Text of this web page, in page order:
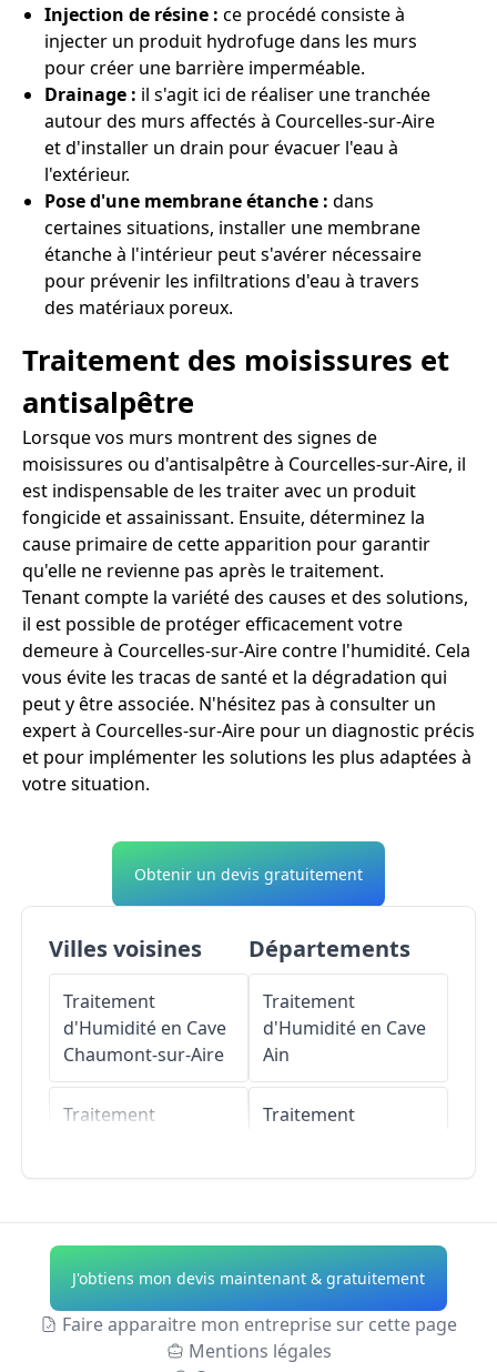
Injection de résine : ce procédé consiste à
injecter un produit hydrofuge dans les murs
pour créer une barrière imperméable.
Drainage : il s'agit ici de réaliser une tranchée
autour des murs affectés à Courcelles-sur-Aire
et d'installer un drain pour évacuer l'eau à
l'extérieur.
Pose d'une membrane étanche : dans
certaines situations, installer une membrane
étanche à l'intérieur peut s'avérer nécessaire
pour prévenir les infiltrations d'eau à travers
des matériaux poreux.
Traitement des moisissures et
antisalpêtre
Lorsque vos murs montrent des signes de
moisissures ou d'antisalpêtre à Courcelles-sur-Aire, il
est indispensable de les traiter avec un produit
fongicide et assainissant. Ensuite, déterminez la
cause primaire de cette apparition pour garantir
qu'elle ne revienne pas après le traitement.
Tenant compte la variété des causes et des solutions,
il est possible de protéger efficacement votre
demeure à Courcelles-sur-Aire contre l'humidité. Cela
vous évite les tracas de santé et la dégradation qui
peut y être associée. N'hésitez pas à consulter un
expert à Courcelles-sur-Aire pour un diagnostic précis
et pour implémenter les solutions les plus adaptées à
votre situation.
Obtenir un devis gratuitement
Villes voisines
Traitement
d'Humidité en Cave
Chaumont-sur-Aire
Traitement
Traitement
Neuville-en-
Verdunois
Départements
Traitement
d'Humidité en Cave
Ain
Traitement
Traitement
Allier
Traitement
J'obtiens mon devis maintenant & gratuitement
Faire apparaitre mon entreprise sur cette page
Mentions légales